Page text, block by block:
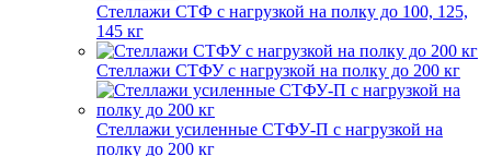
Стеллажи СТФ с нагрузкой на полку до 100, 125,
145 кг
Стеллажи СТФУ с нагрузкой на полку до 200 кг
Стеллажи усиленные СТФУ-П с нагрузкой на
полку до 200 кг